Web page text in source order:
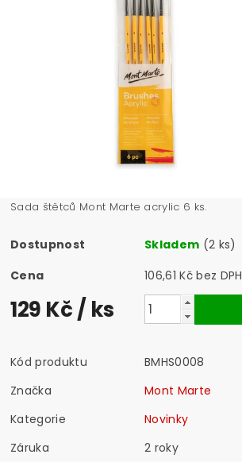
Sada štětců Mont Marte acrylic 6 ks.
Dostupnost Skladem (2 ks)
Cena
106,61 Kč bez DPH
129 Kč/ ks
Kód produktu
BMHS0008
Značka
Mont Marte
Kategorie
Novinky
Záruka
2 roky